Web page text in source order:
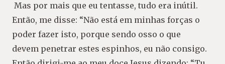
Mas por mais que eu tentasse, tudo era inútil.
Então, me disse: “Não está em minhas forças o
poder fazer isto, porque sendo osso o que
devem penetrar estes espinhos, eu não consigo.